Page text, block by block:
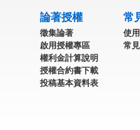
論著授權
徵集論著
啟用授權專區
權利金計算說明
授權合約書下載
投稿基本資料表
常
使
常